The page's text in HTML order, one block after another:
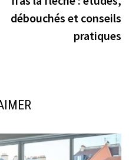
débouchés et conseils
pratiques